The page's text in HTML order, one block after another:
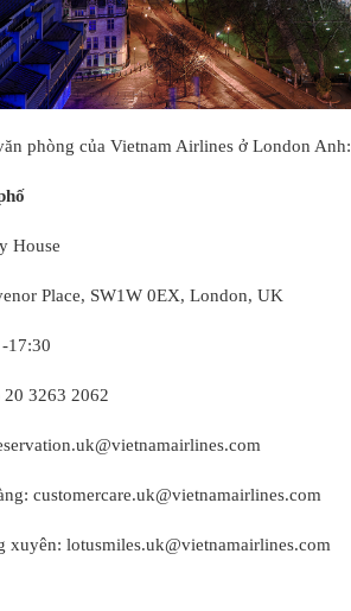
phòng của Vietnam Airlines ở London Anh:
House
Place, SW1W 0EX, London, UK
17:30
3263 2062
customercare.uk@vietnamairlines.com
xuyên: lotusmiles.uk@vietnamairlines.com